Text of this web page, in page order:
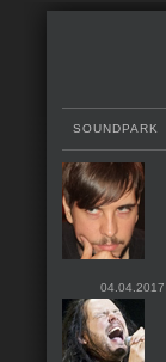
SOUNDPARK
04.04.2017